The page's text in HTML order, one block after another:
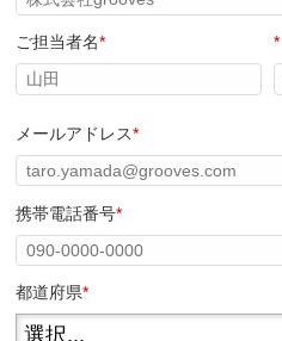
*
ご担当者名 *
*
メールアドレス
*
携帯電話番号
*
都道府県